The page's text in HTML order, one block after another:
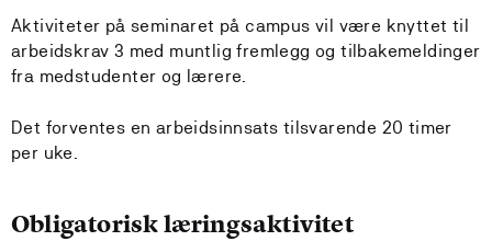
Aktiviteter på seminaret på campus vil være knyttet til
arbeidskrav 3 med muntlig fremlegg og tilbakemeldinger
fra medstudenter og lærere.
Det forventes en arbeidsinnsats tilsvarende 20 timer
per uke.
Obligatorisk læringsaktivitet